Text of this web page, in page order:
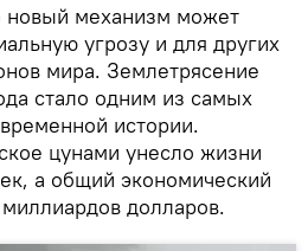
новый механизм может
угрозу и для других
мира. Землетрясение
стало одним из самых
истории.
цунами унесло жизни
а общий экономический
долларов.